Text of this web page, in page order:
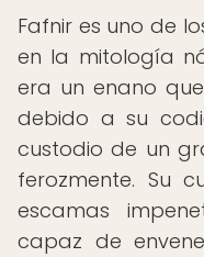
Fafnir es uno de
en la mitología
era un enano
debido a su
custodio de un
ferozmente. Su
escamas
capaz de